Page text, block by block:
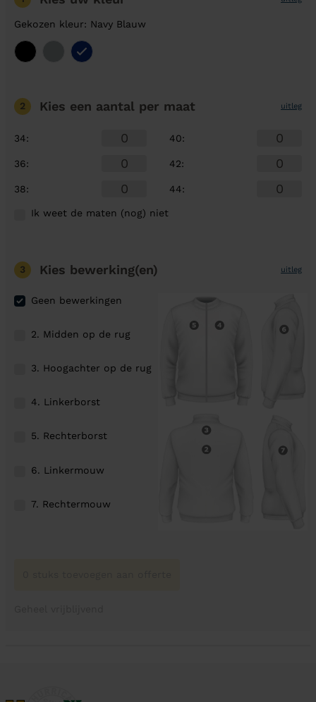
Gekozen kleur: Navy Blauw
2 Kies een aantal per maat uitleg
34:
36:
38:
40:
42:
44:
Ik weet de maten (nog) niet
3 Kies bewerking(en) uitleg
Geen bewerkingen
2. Midden op de rug
3. Hoogachter op de rug
4. Linkerborst
5. Rechterborst
6. Linkermouw
7. Rechtermouw